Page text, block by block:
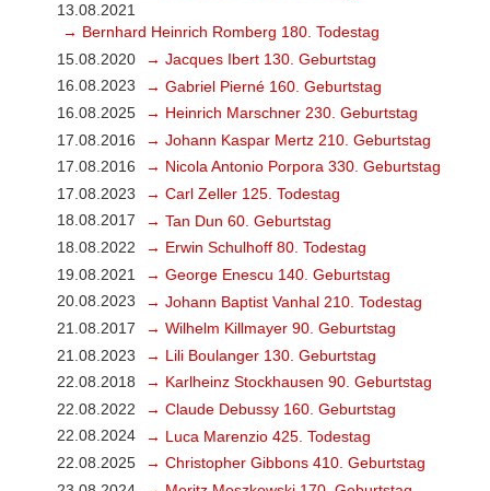
13.08.2021
→ Bernhard Heinrich Romberg 180. Todestag
15.08.2020
→ Jacques Ibert 130. Geburtstag
16.08.2023
→ Gabriel Pierné 160. Geburtstag
16.08.2025
→ Heinrich Marschner 230. Geburtstag
17.08.2016
→ Johann Kaspar Mertz 210. Geburtstag
17.08.2016
→ Nicola Antonio Porpora 330. Geburtstag
17.08.2023
→ Carl Zeller 125. Todestag
18.08.2017
→ Tan Dun 60. Geburtstag
18.08.2022
→ Erwin Schulhoff 80. Todestag
19.08.2021
→ George Enescu 140. Geburtstag
20.08.2023
→ Johann Baptist Vanhal 210. Todestag
21.08.2017
→ Wilhelm Killmayer 90. Geburtstag
21.08.2023
→ Lili Boulanger 130. Geburtstag
22.08.2018
→ Karlheinz Stockhausen 90. Geburtstag
22.08.2022
→ Claude Debussy 160. Geburtstag
22.08.2024
→ Luca Marenzio 425. Todestag
22.08.2025
→ Christopher Gibbons 410. Geburtstag